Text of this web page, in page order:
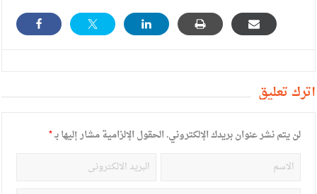
أترك تعليق
لن يتم نشر عنوان بريدك الإلكتروني.الحقول الإلزامية مشار إليها بـ*